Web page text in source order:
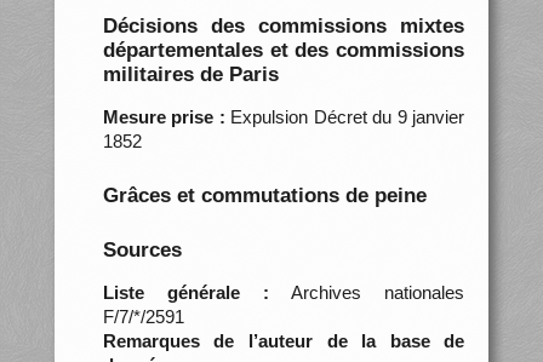
Décisions des commissions mixtes
départementales et des commissions
militaires de Paris
Mesure prise : Expulsion Décret du 9 janvier
1852
Grâces et commutations de peine
Sources
Liste générale : Archives nationales
F/7/*/2591
Remarques de l’auteur de la base de